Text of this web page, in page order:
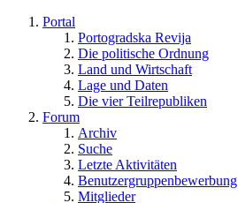
Portal
Portogradska Revija
Die politische Ordnung
Land und Wirtschaft
Lage und Daten
Die vier Teilrepubliken
Forum
Archiv
Suche
Letzte Aktivitäten
Benutzergruppenbewerbung
Mitglieder